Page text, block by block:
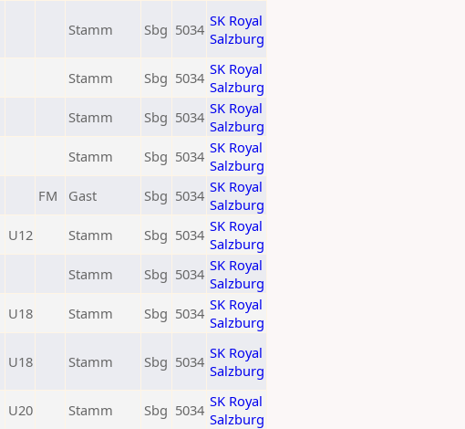
Stamm Sbg 5034 SK Royal
Salzburg
Stamm Sbg 5034 SK Royal
Salzburg
Stamm Sbg 5034 SK Royal
Salzburg
Stamm Sbg 5034 SK Royal
Salzburg
FM Gast Sbg 5034 SK Royal
Salzburg
U12 Stamm Sbg 5034 SK Royal
Salzburg
Stamm Sbg 5034 SK Royal
Salzburg
U18 Stamm Sbg 5034 SK Royal
Salzburg
U18 Stamm Sbg 5034 SK Royal
Salzburg
U20 Stamm Sbg 5034 SK Royal
Salzburg